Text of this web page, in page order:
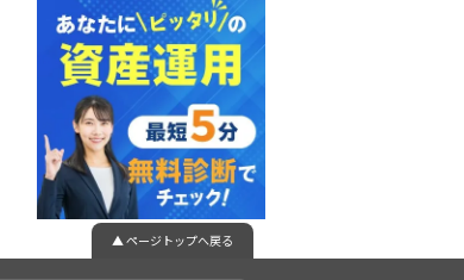
▲ ページトップへ戻る